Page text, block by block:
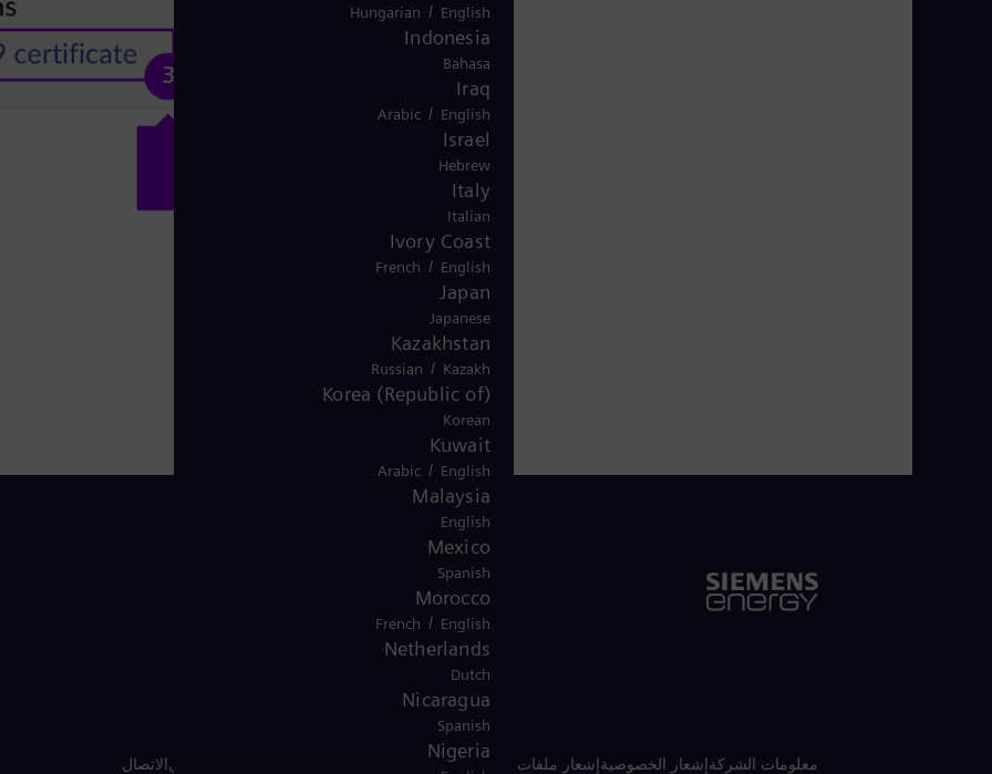
Kuwait
English
/
Hungarian
Indonesia
Bahasa
Iraq
English
/
Arabic
Israel
Hebrew
Italy
Italian
Ivory Coast
English
/
French
Japan
Japanese
Kazakhstan
Kazakh
/
Russian
Korea (Republic of)
Korean
Kuwait
English
/
Arabic
Malaysia
English
Mexico
Spanish
Morocco
English
/
French
Netherlands
Dutch
Nicaragua
Spanish
Nigeria
معلومات الشركة إشعار الخصوصية إشعار ملفات تعريف الارتباط إشعار قانوني أمريكي الاتصال